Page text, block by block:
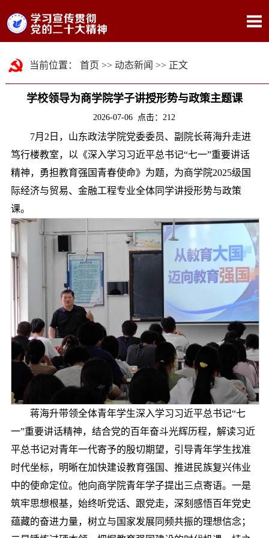
当前位置： 首页 >> 动态新闻 >> 正文
学校领导为商学院学子讲授形势与政策主题课
2026-07-06 点击： 212
7月2日，山东政法学院党委委员、副院长蒋海升走进
笃行楼教室，以《深入学习习近平总书记“七一”重要讲话
精神，勇担教育强国青春使命》为题，为商学院2025级国
际经济与贸易、金融工程专业全体同学讲授形势与政策
课。
蒋海升带领全体青年学生深入学习习近平总书记“七
一”重要讲话精神，结合党的百年奋斗光辉历程，解读习近
平总书记对青年一代寄予的殷切期望，引导青年学生找准
时代坐标，明晰在加快建设教育强国、推进民族复兴伟业
中的使命定位。他向商学院青年学子提出三点寄语。一是
筑牢思想根基，始终听党话、跟党走，深刻感悟百年党史
蕴藏的奋进力量，树立与国家发展同频共振的理想信念；